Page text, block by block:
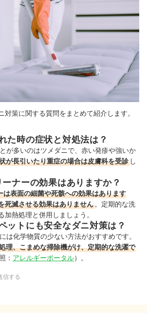
対策に関する質問をまとめて紹介します。
た時の症状と対処法は？
が多いのはツメダニで、赤い発疹や強いか
が長引いたり重症の場合は皮膚科を受診 し
ナーの効果はありますか？
は表面の細菌や死骸への効果はあります
死滅させる効果はありません 。定期的な洗
加熱処理と併用しましょう。
ットにも安全なダニ対策は？
は化学物質の少ない方法がおすすめです。
理、こまめな掃除機がけ、定期的な洗濯で
： アレルギーポータル）。
信する